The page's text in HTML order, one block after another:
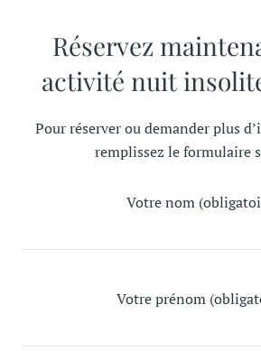
Réservez
activité nuit
Pour réserver ou demander plus
remplissez le formulaire
Votre nom
Votre prénom